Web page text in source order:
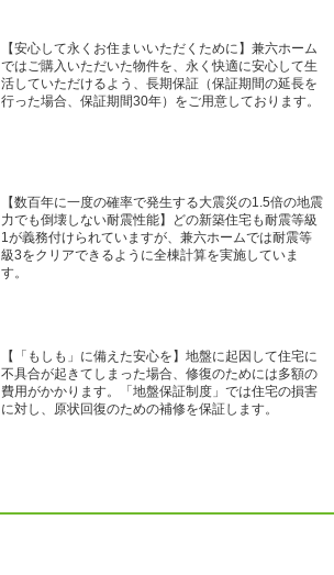
【安心して永くお住まいいただくために】兼六ホーム
ではご購入いただいた物件を、永く快適に安心して生
活していただけるよう、長期保証（保証期間の延長を
行った場合、保証期間30年）をご用意しております。
【数百年に一度の確率で発生する大震災の1.5倍の地震
力でも倒壊しない耐震性能】どの新築住宅も耐震等級
1が義務付けられていますが、兼六ホームでは耐震等
級3をクリアできるように全棟計算を実施していま
す。
【「もしも」に備えた安心を】地盤に起因して住宅に
不具合が起きてしまった場合、修復のためには多額の
費用がかかります。「地盤保証制度」では住宅の損害
に対し、原状回復のための補修を保証します。